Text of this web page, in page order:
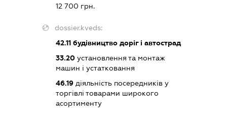
12 700 грн.
dossier.kveds:
42.11 будівництво доріг і автострад
33.20 установлення та монтаж
машин і устатковання
46.19 діяльність посередників у
торгівлі товарами широкого
асортименту